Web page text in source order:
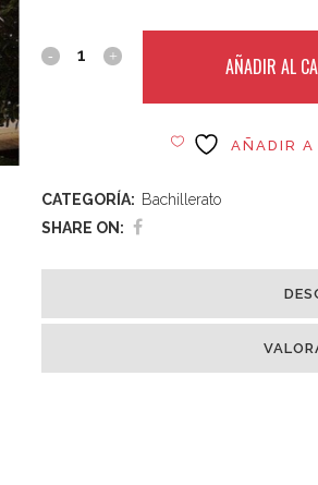
AÑADIR AL
AÑADIR A
CATEGORÍA: Bachillerato
SHARE ON: